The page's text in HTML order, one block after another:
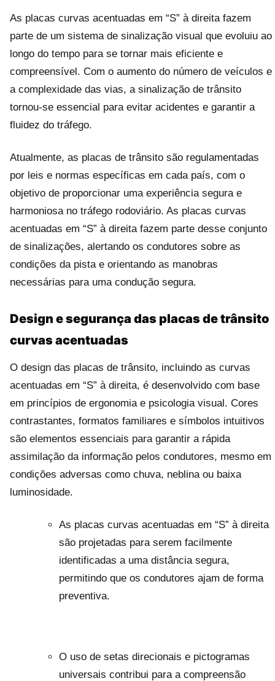
As placas curvas acentuadas em “S” à direita fazem
parte de um sistema de sinalização visual que evoluiu ao
longo do tempo para se tornar mais eficiente e
compreensível. Com o aumento do número de veículos e
a complexidade das vias, a sinalização de trânsito
tornou-se essencial para evitar acidentes e garantir a
fluidez do tráfego.
Atualmente, as placas de trânsito são regulamentadas
por leis e normas específicas em cada país, com o
objetivo de proporcionar uma experiência segura e
harmoniosa no tráfego rodoviário. As placas curvas
acentuadas em “S” à direita fazem parte desse conjunto
de sinalizações, alertando os condutores sobre as
condições da pista e orientando as manobras
necessárias para uma condução segura.
Design e segurança das placas de trânsito
curvas acentuadas
O design das placas de trânsito, incluindo as curvas
acentuadas em “S” à direita, é desenvolvido com base
em princípios de ergonomia e psicologia visual. Cores
contrastantes, formatos familiares e símbolos intuitivos
são elementos essenciais para garantir a rápida
assimilação da informação pelos condutores, mesmo em
condições adversas como chuva, neblina ou baixa
luminosidade.
As placas curvas acentuadas em “S” à direita
são projetadas para serem facilmente
identificadas a uma distância segura,
permitindo que os condutores ajam de forma
preventiva.
O uso de setas direcionais e pictogramas
universais contribui para a compreensão